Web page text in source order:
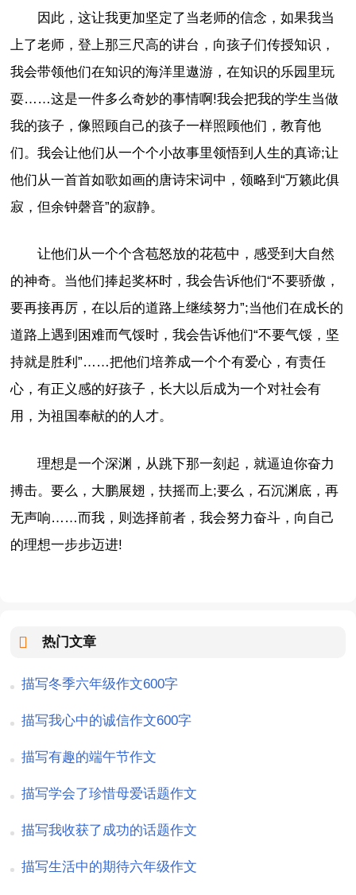
因此，这让我更加坚定了当老师的信念，如果我当
上了老师，登上那三尺高的讲台，向孩子们传授知识，
我会带领他们在知识的海洋里遨游，在知识的乐园里玩
耍……这是一件多么奇妙的事情啊!我会把我的学生当做
我的孩子，像照顾自己的孩子一样照顾他们，教育他
们。我会让他们从一个个小故事里领悟到人生的真谛;让
他们从一首首如歌如画的唐诗宋词中，领略到“万籁此俱
寂，但余钟磬音”的寂静。
让他们从一个个含苞怒放的花苞中，感受到大自然
的神奇。当他们捧起奖杯时，我会告诉他们“不要骄傲，
要再接再厉，在以后的道路上继续努力”;当他们在成长的
道路上遇到困难而气馁时，我会告诉他们“不要气馁，坚
持就是胜利”……把他们培养成一个个有爱心，有责任
心，有正义感的好孩子，长大以后成为一个对社会有
用，为祖国奉献的的人才。
理想是一个深渊，从跳下那一刻起，就逼迫你奋力
搏击。要么，大鹏展翅，扶摇而上;要么，石沉渊底，再
无声响……而我，则选择前者，我会努力奋斗，向自己
的理想一步步迈进!
热门文章
描写冬季六年级作文600字
描写我心中的诚信作文600字
描写有趣的端午节作文
描写学会了珍惜母爱话题作文
描写我收获了成功的话题作文
描写生活中的期待六年级作文